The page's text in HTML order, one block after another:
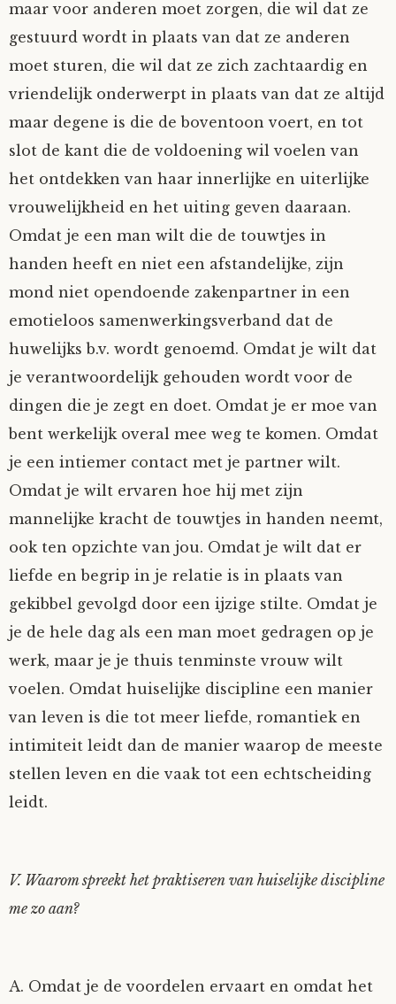
Rozemarijn
SirTeddy
Spelican
Stefan
Sunniva
Switch
Tom Mathys
Vorrion
Vrolijke Dondersteen
Zofianina
maar voor anderen moet zorgen, die wil dat ze
gestuurd wordt in plaats van dat ze anderen
moet sturen, die wil dat ze zich zachtaardig en
vriendelijk onderwerpt in plaats van dat ze altijd
maar degene is die de boventoon voert, en tot
slot de kant die de voldoening wil voelen van
het ontdekken van haar innerlijke en uiterlijke
vrouwelijkheid en het uiting geven daaraan.
Omdat je een man wilt die de touwtjes in
handen heeft en niet een afstandelijke, zijn
mond niet opendoende zakenpartner in een
emotieloos samenwerkingsverband dat de
huwelijks b.v. wordt genoemd. Omdat je wilt dat
je verantwoordelijk gehouden wordt voor de
dingen die je zegt en doet. Omdat je er moe van
bent werkelijk overal mee weg te komen. Omdat
je een intiemer contact met je partner wilt.
Omdat je wilt ervaren hoe hij met zijn
mannelijke kracht de touwtjes in handen neemt,
ook ten opzichte van jou. Omdat je wilt dat er
liefde en begrip in je relatie is in plaats van
gekibbel gevolgd door een ijzige stilte. Omdat je
je de hele dag als een man moet gedragen op je
werk, maar je je thuis tenminste vrouw wilt
voelen. Omdat huiselijke discipline een manier
van leven is die tot meer liefde, romantiek en
intimiteit leidt dan de manier waarop de meeste
stellen leven en die vaak tot een echtscheiding
leidt.
V. Waarom spreekt het praktiseren van huiselijke discipline
me zo aan?
A. Omdat je de voordelen ervaart en omdat het